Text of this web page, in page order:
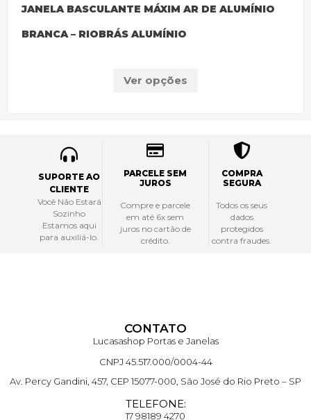
JANELA BASCULANTE MÁXIM AR DE ALUMÍNIO
BRANCA – RIOBRÁS ALUMÍNIO
Ver opções
SUPORTE AO
CLIENTE
Você Não Estará
Sozinho
Estamos aqui
para auxiliá-lo.
PARCELE SEM
JUROS
Compre e parcele
em até 6x sem
juros no cartão de
crédito.
COMPRA
SEGURA
Todos os seus
dados
protegidos
contra fraudes.
CONTATO
Lucasashop Portas e Janelas
CNPJ 45.517.000/0004-44
Av. Percy Gandini, 457, CEP 15077-000, São José do Rio Preto – SP
TELEFONE:
17 98189 4270